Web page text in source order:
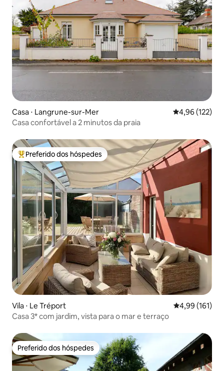
Casa ⋅ Langrune-sur-Mer 4,96 de uma
4,96 (122)
Casa confortável a 2 minutos da praia
Entre os melhores preferidos dos hóspedes
Preferido dos hóspedes
Vila ⋅ Le Tréport 4,99 de uma
4,99 (161)
Casa 3* com jardim, vista para o mar e terraço
Preferido dos hóspedes
Preferido dos hóspedes